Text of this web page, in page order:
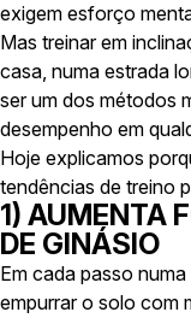
exigem esforço
Mas treinar em
casa, numa estrada
ser um dos métodos
desempenho em
Hoje explicamos
tendências de treino
1) AUMENTA
DE GINÁSIO
Em cada passo
empurrar o solo com